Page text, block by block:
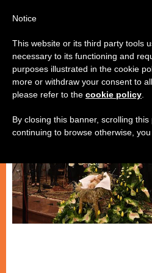
ARTE E CULTURA
Notice
This website or its third party tools
necessary to its functioning and
purposes illustrated in the cookie
more or withdraw your consent to
please refer to the cookie policy
By closing this banner, scrolling
continuing to browse otherwise,